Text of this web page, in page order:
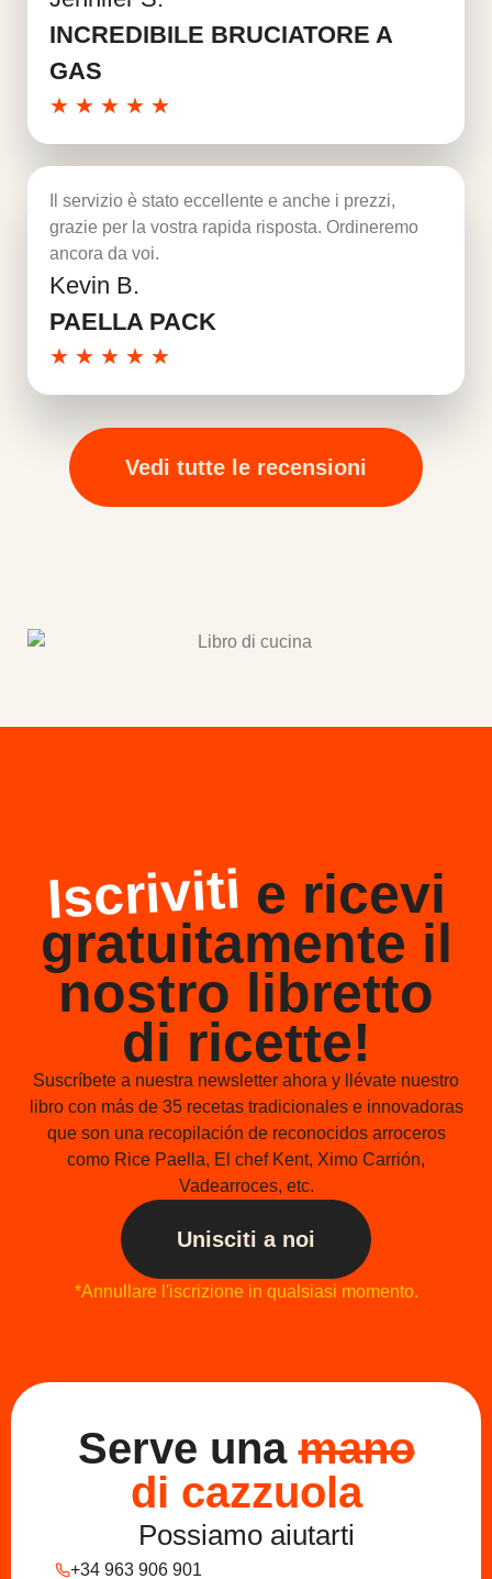
INCREDIBILE BRUCIATORE A
GAS
★ ★ ★ ★ ★
Il servizio è stato eccellente e anche i prezzi,
grazie per la vostra rapida risposta. Ordineremo
ancora da voi.
Kevin B.
PAELLA PACK
★ ★ ★ ★ ★
Vedi tutte le recensioni
Iscriviti e ricevi
gratuitamente il
nostro libretto
di ricette!
Suscríbete a nuestra newsletter ahora y llévate nuestro
libro con más de 35 recetas tradicionales e innovadoras
que son una recopilación de reconocidos arroceros
como Rice Paella, El chef Kent, Ximo Carrión,
Vadearroces, etc.
Unisciti a noi
*Annullare l'iscrizione in qualsiasi momento.
Serve unamano
di cazzuola
Possiamo aiutarti
+34 963 906 901